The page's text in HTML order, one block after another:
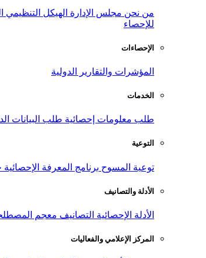
من نحن مجلس الإدارة الهيكل التنظيمي
للإحصاء
الإحصاءات
المؤشرات والتقارير الدولية
الخدمات
طلب معلومات إحصائية طلب البيانات
التوعية
توعية المسوح برنامج المعرفة الإحصائية
الأدلة والتصانيف
الأدلة الإحصائية التصانيف معجم
المركز الإعلامي والفعاليات